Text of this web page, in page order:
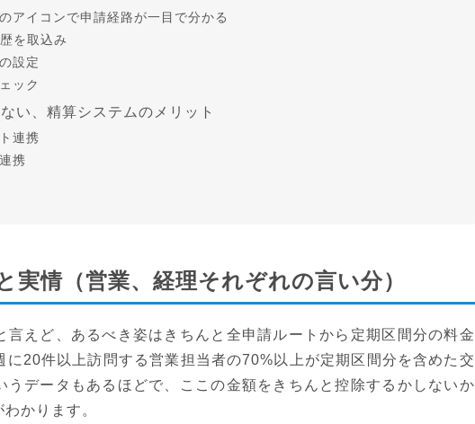
アイコンで申請経路が一目で分かる
を取込み
設定
ック
い、精算システムのメリット
連携
携
実情（営業、経理それぞれの言い分）
言えど、あるべき姿はきちんと全申請ルートから定期区間分の料金
に20件以上訪問する営業担当者の70%以上が定期区間分を含めた交
うデータもあるほどで、ここの金額をきちんと控除するかしないか
かります。